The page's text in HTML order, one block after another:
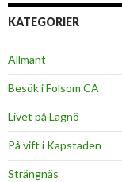
KATEGORIER
Allmänt
Besök i Folsom CA
Livet på Lagnö
På vift i Kapstaden
Strängnäs